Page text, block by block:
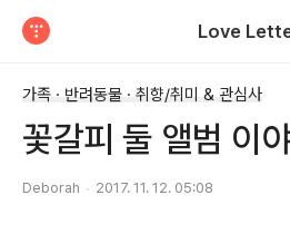
Love
가족 · 반려동물 · 취향/취미 & 관심사
꽃갈피 둘 앨범 이야
Deborah 2017. 11. 12. 05:08